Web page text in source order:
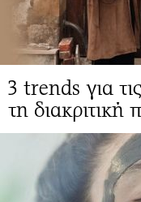
3 trends για
τη διακριτική